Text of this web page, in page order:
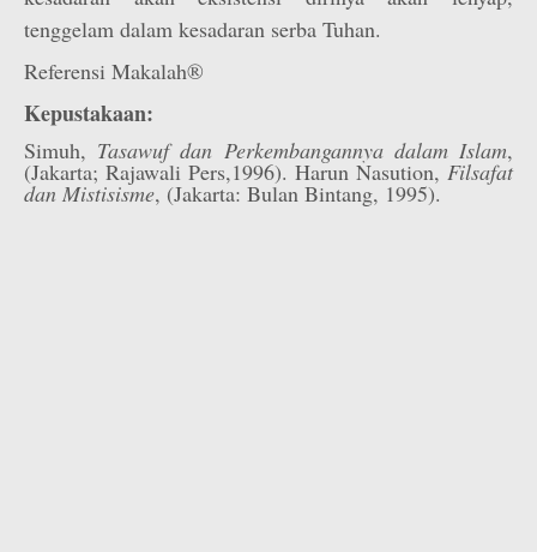
tenggelam dalam kesadaran serba Tuhan.
Referensi Makalah®
Kepustakaan:
Simuh, Tasawuf dan Perkembangannya dalam Islam,
(Jakarta; Rajawali Pers,1996). Harun Nasution, Filsafat
dan Mistisisme, (Jakarta: Bulan Bintang, 1995).